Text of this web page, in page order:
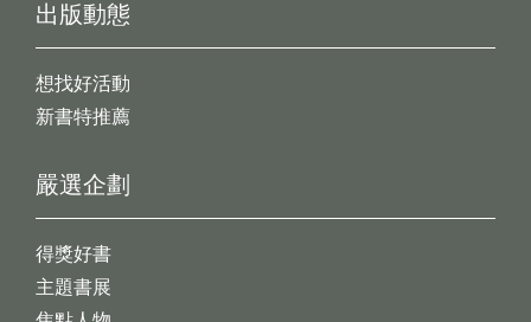
出版動態
想找好活動
新書特推薦
嚴選企劃
得獎好書
主題書展